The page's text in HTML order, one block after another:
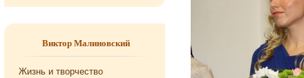
Виктор Малиновский
Жизнь и творчество